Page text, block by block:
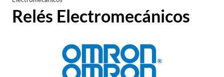
Relés Electromecánicos